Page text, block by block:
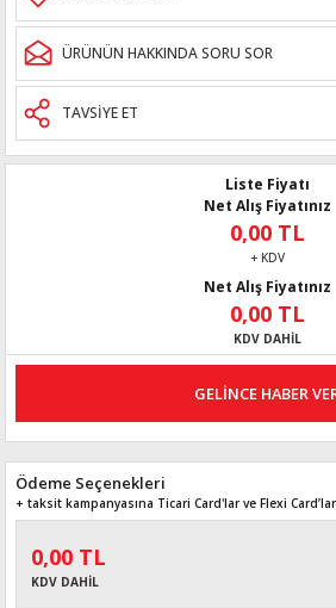
ÜRÜNÜN HAKKINDA SORU SOR
TAVSİYE ET
Liste Fiyatı
Net Alış Fiyatınız
0,00 TL
+ KDV
Net Alış Fiyatınız
0,00 TL
KDV DAHİL
GELİNCE HABER
Ödeme Seçenekleri
+ taksit kampanyasına Ticari Card'lar ve Flexi
0,00 TL
KDV DAHİL